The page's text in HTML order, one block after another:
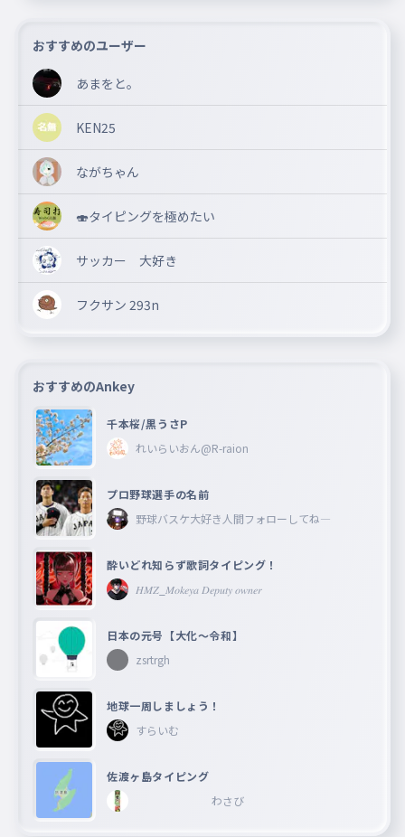
おすすめのユーザー
あまをと。
KEN25
ながちゃん
🍣タイピングを極めたい
サッカー 大好き
フクサン 293n
おすすめのAnkey
千本桜/黒うさP
れいらいおん@R-raion
プロ野球選手の名前
野球バスケ大好き人間フォローしてね―
酔いどれ知らず歌詞タイピング！
𝐻𝑀𝑍_𝑀𝑜𝑘𝑒𝑦𝑎 𝐷𝑒𝑝𝑢𝑡𝑦 𝑜𝑤𝑛𝑒𝑟
日本の元号【大化〜令和】
zsrtrgh
地球一周しましょう！
すらいむ
佐渡ヶ島タイピング
わさび